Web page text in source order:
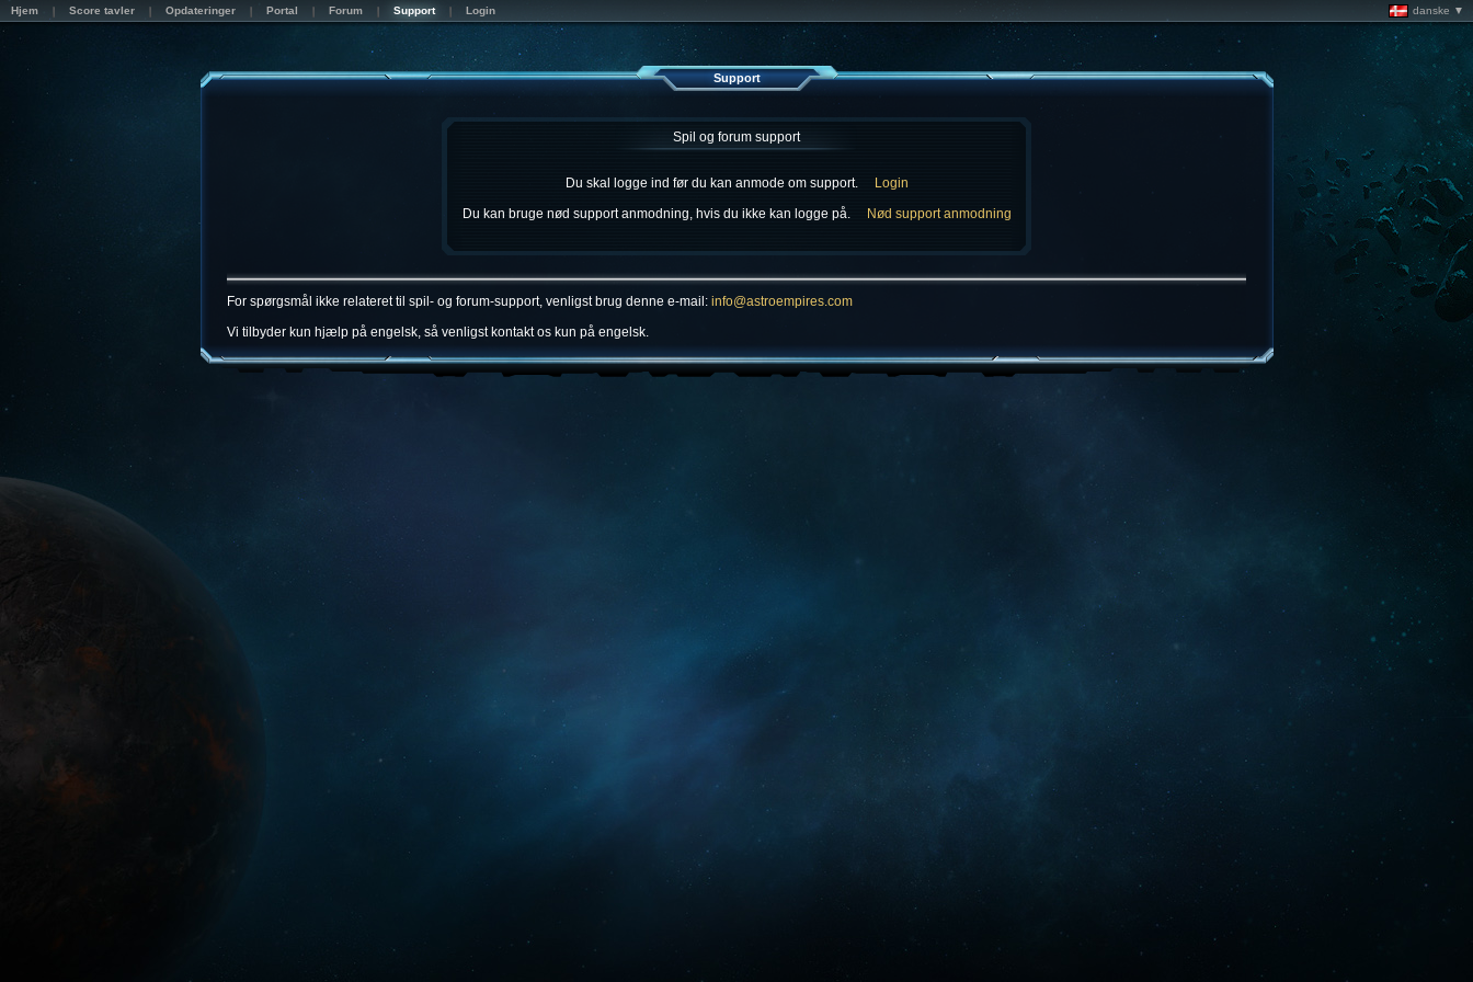
Hjem Score tavler Opdateringer Portal Forum Support Login danske ▼
Support
Spil og forum support
Du skal logge ind før du kan anmode om support.
Login
Du kan bruge nød support anmodning, hvis du ikke kan logge på.
Nød support anmodning
For spørgsmål ikke relateret til spil- og forum-support, venligst brug denne e-mail: info@astroempires.com
Vi tilbyder kun hjælp på engelsk, så venligst kontakt os kun på engelsk.